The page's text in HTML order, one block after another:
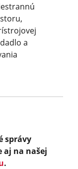
a
správy
aj na našej
.